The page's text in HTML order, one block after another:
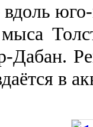
Дабан.
в